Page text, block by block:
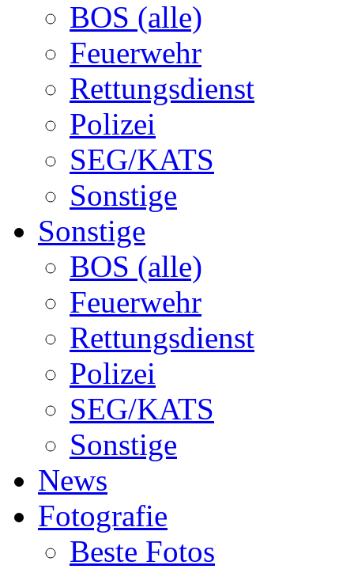
BOS (alle)
Feuerwehr
Rettungsdienst
Polizei
SEG/KATS
Sonstige
Sonstige
BOS (alle)
Feuerwehr
Rettungsdienst
Polizei
SEG/KATS
Sonstige
News
Fotografie
Beste Fotos